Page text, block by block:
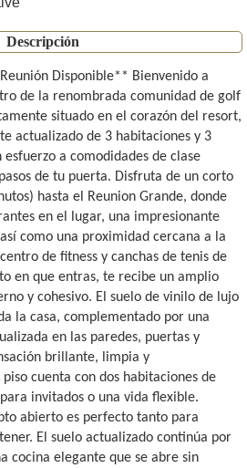
Descripción
Disponible** Bienvenido a
de la renombrada comunidad de golf
situado en el corazón del resort,
actualizado de 3 habitaciones y 3
esfuerzo a comodidades de clase
de tu puerta. Disfruta de un corto
hasta el Reunion Grande, donde
en el lugar, una impresionante
como una proximidad cercana a la
de fitness y canchas de tenis de
en que entras, te recibe un amplio
y cohesivo. El suelo de vinilo de lujo
la casa, complementado por una
en las paredes, puertas y
brillante, limpia y
cuenta con dos habitaciones de
invitados o una vida flexible.
abierto es perfecto tanto para
El suelo actualizado continúa por
cocina elegante que se abre sin